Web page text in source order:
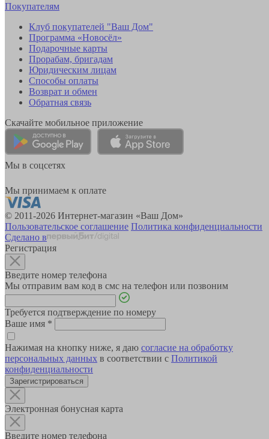
Покупателям
Клуб покупателей "Ваш Дом"
Программа «Новосёл»
Подарочные карты
Прорабам, бригадам
Юридическим лицам
Способы оплаты
Возврат и обмен
Обратная связь
Скачайте мобильное приложение
Мы в соцсетях
Мы принимаем к оплате
© 2011-2026 Интернет-магазин «Ваш Дом»
Пользовательское соглашение Политика конфиденциальности
Сделано в
Регистрация
Введите номер телефона
Мы отправим вам код в смс на телефон или позвоним
Требуется подтверждение по номеру
Ваше имя *
Нажимая на кнопку ниже, я даю согласие на обработку
персональных данных в соответствии с Политикой
конфиденциальности
Зарегистрироваться
Электронная бонусная карта
Введите номер телефона